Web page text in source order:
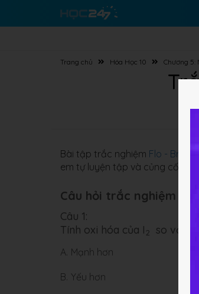
Trang chủ Hóa Học 10 Chương 5:
Bài tập trắc nghiệm Flo - Brom -
em tự luyện tập và củng cố kiến
Câu hỏi trắc nghiệm
Câu 1:
Tính oxi hóa của I 2 so với F
A. Mạnh hơn
B. Yếu hơn